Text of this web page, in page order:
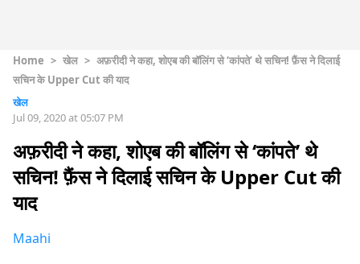
Home > खेल > अफ़रीदी ने कहा, शोएब की बॉलिंग से ‘कांपते’ थे सचिन! फ़ैंस ने दिलाई
सचिन के Upper Cut की याद
खेल
Jul 09, 2020 at 05:07 PM
अफ़रीदी ने कहा, शोएब की बॉलिंग से ‘कांपते’ थे
सचिन! फ़ैंस ने दिलाई सचिन के Upper Cut की
याद
Maahi